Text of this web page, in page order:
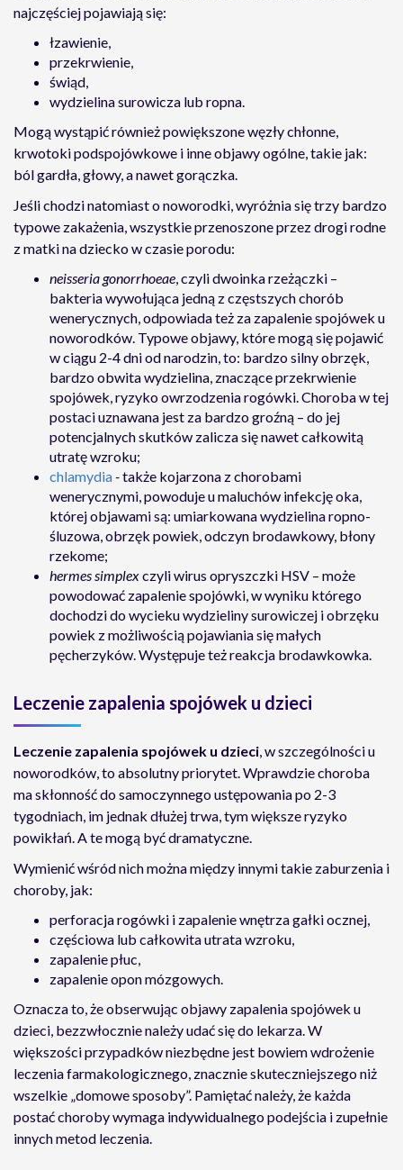
najczęściej pojawiają się:
łzawienie,
przekrwienie,
świąd,
wydzielina surowicza lub ropna.
Mogą wystąpić również powiększone węzły chłonne,
krwotoki podspojówkowe i inne objawy ogólne, takie jak:
ból gardła, głowy, a nawet gorączka.
Jeśli chodzi natomiast o noworodki, wyróżnia się trzy bardzo
typowe zakażenia, wszystkie przenoszone przez drogi rodne
z matki na dziecko w czasie porodu:
neisseria gonorrhoeae, czyli dwoinka rzeżączki –
bakteria wywołująca jedną z częstszych chorób
wenerycznych, odpowiada też za zapalenie spojówek u
noworodków. Typowe objawy, które mogą się pojawić
w ciągu 2-4 dni od narodzin, to: bardzo silny obrzęk,
bardzo obwita wydzielina, znaczące przekrwienie
spojówek, ryzyko owrzodzenia rogówki. Choroba w tej
postaci uznawana jest za bardzo groźną – do jej
potencjalnych skutków zalicza się nawet całkowitą
utratę wzroku;
chlamydia-także kojarzona z chorobami
wenerycznymi, powoduje u maluchów infekcję oka,
której objawami są: umiarkowana wydzielina ropno-
śluzowa, obrzęk powiek, odczyn brodawkowy, błony
rzekome;
hermes simplexczyli wirus opryszczki HSV – może
powodować zapalenie spojówki, w wyniku którego
dochodzi do wycieku wydzieliny surowiczej i obrzęku
powiek z możliwością pojawiania się małych
pęcherzyków. Występuje też reakcja brodawkowka.
Leczenie zapalenia spojówek u dzieci
Leczenie zapalenia spojówek u dzieci, w szczególności u
noworodków, to absolutny priorytet. Wprawdzie choroba
ma skłonność do samoczynnego ustępowania po 2-3
tygodniach, im jednak dłużej trwa, tym większe ryzyko
powikłań. A te mogą być dramatyczne.
Wymienić wśród nich można między innymi takie zaburzenia i
choroby, jak:
perforacja rogówki i zapalenie wnętrza gałki ocznej,
częściowa lub całkowita utrata wzroku,
zapalenie płuc,
zapalenie opon mózgowych.
Oznacza to, że obserwując objawy zapalenia spojówek u
dzieci, bezzwłocznie należy udać się do lekarza. W
większości przypadków niezbędne jest bowiem wdrożenie
leczenia farmakologicznego, znacznie skuteczniejszego niż
wszelkie „domowe sposoby”. Pamiętać należy, że każda
postać choroby wymaga indywidualnego podejścia i zupełnie
innych metod leczenia.